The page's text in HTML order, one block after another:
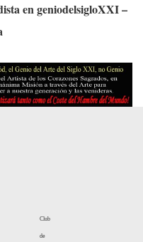
en geniodelsigloXXI –
Club
de